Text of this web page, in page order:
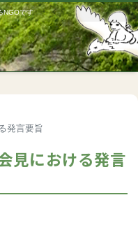
NGOです
発言要旨
見における発言